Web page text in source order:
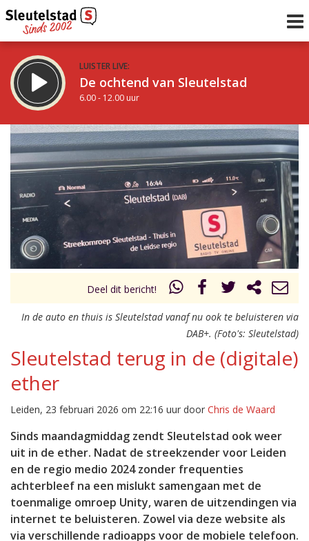
LUISTER LIVE:
De ochtend van Sleutelstad
6.00 - 12.00 uur
STRAKS:
De middag van Sleutelstad
12.00 - 19.00 uur
Vorig uur
uur 1 van 0 Volgend uur
Deel dit bericht!
In de auto en thuis is Sleutelstad vanaf nu ook te beluisteren via
DAB+. (Foto's: Sleutelstad)
Sleutelstad terug in de (digitale)
ether
Leiden, 23 februari 2026 om 22:16 uur door Chris de Waard
Sinds maandagmiddag zendt Sleutelstad ook weer
uit in de ether. Nadat de streekzender voor Leiden
en de regio medio 2024 zonder frequenties
achterbleef na een mislukt samengaan met de
toenmalige omroep Unity, waren de uitzendingen via
internet te beluisteren. Zowel via deze website als
via verschillende radioapps voor de mobiele telefoon.